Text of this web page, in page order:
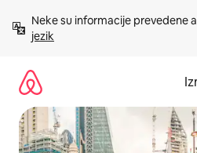
sadržaj
Neke su informacije prevedene
jezik